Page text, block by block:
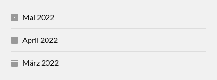
Mai 2022
April 2022
März 2022